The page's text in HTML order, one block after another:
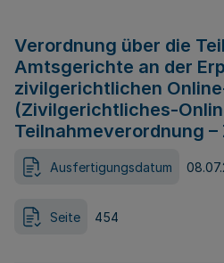
Verordnung über die
Amtsgerichte an der
zivilgerichtlichen
(Zivilgerichtliches-
Teilnahmeverordnung –
Ausfertigungsdatum
Seite 454